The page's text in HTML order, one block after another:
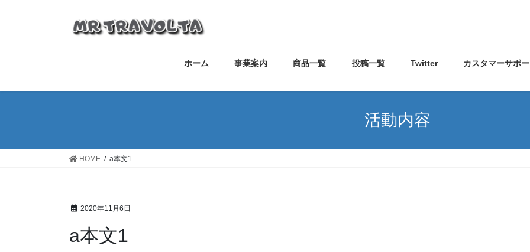
ホーム 事業案内 商品一覧 投稿一覧 Twitter カスタマーサポ
活動内容
HOME a本文1
2020年11月6日
a本文1